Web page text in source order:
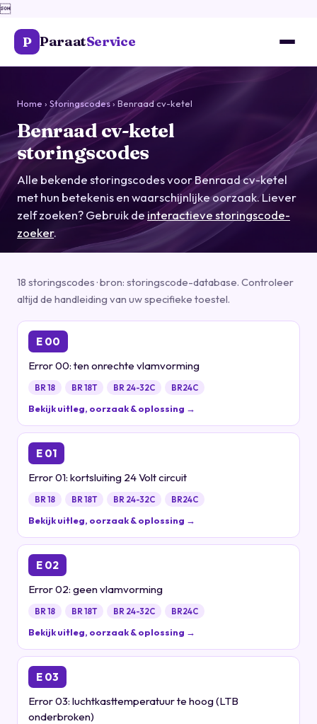

P ParaatService
Home › Storingscodes› Benraad cv-ketel
Benraad cv-ketel
storingscodes
Alle bekende storingscodes voor Benraad cv-ketel
met hun betekenis en waarschijnlijke oorzaak. Liever
zelf zoeken? Gebruik deinteractieve storingscode-
zoeker.
18 storingscodes · bron: storingscode-database. Controleer
altijd de handleiding van uw specifieke toestel.
E 00
Error 00: ten onrechte vlamvorming
BR 18 BR 18T BR 24-32C BR24C
Bekijk uitleg, oorzaak & oplossing →
E 01
Error 01: kortsluiting 24 Volt circuit
BR 18 BR 18T BR 24-32C BR24C
Bekijk uitleg, oorzaak & oplossing →
E 02
Error 02: geen vlamvorming
BR 18 BR 18T BR 24-32C BR24C
Bekijk uitleg, oorzaak & oplossing →
E 03
Error 03: luchtkasttemperatuur te hoog (LTB
onderbroken)